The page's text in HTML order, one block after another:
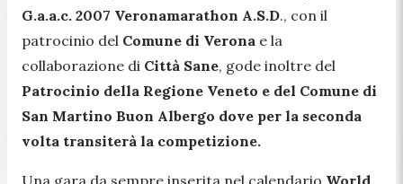
G.a.a.c. 2007 Veronamarathon A.S.D., con il
patrocinio del Comune di Verona e la
collaborazione di Città Sane, gode inoltre del
Patrocinio della Regione Veneto e del Comune di
San Martino Buon Albergo dove per la seconda
volta transiterà la competizione.
Una gara da sempre inserita nel calendario World